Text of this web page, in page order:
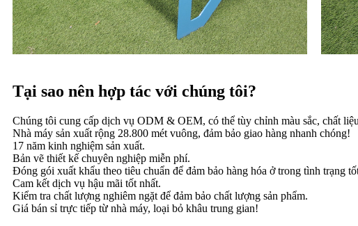
Tại sao nên hợp tác với chúng tôi?
Chúng tôi cung cấp dịch vụ ODM & OEM, có thể tùy chỉnh màu sắc, chất
Nhà máy sản xuất rộng 28.800 mét vuông, đảm bảo giao hàng nhanh chóng!
17 năm kinh nghiệm sản xuất.
Bản vẽ thiết kế chuyên nghiệp miễn phí.
Đóng gói xuất khẩu theo tiêu chuẩn để đảm bảo hàng hóa ở trong tình trạng
Cam kết dịch vụ hậu mãi tốt nhất.
Kiểm tra chất lượng nghiêm ngặt để đảm bảo chất lượng sản phẩm.
Giá bán sỉ trực tiếp từ nhà máy, loại bỏ khâu trung gian!